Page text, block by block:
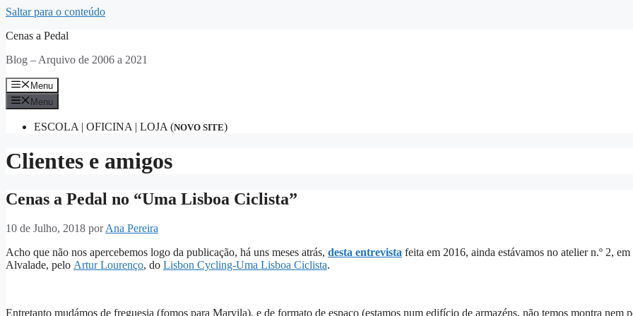
Saltar para o conteúdo
Cenas a Pedal
Blog – Arquivo de 2006 a 2021
Menu
Menu
ESCOLA | OFICINA | LOJA (NOVO SITE)
Clientes e amigos
Cenas a Pedal no “Uma Lisboa Ciclista”
10 de Julho, 2018 porAna Pereira
Acho que não nos apercebemos logo da publicação, há uns meses atrás, desta entrevista feita em 2016, ainda estávamos no atelier n.º 2, em
Alvalade, pelo Artur Lourenço, do Lisbon Cycling-Uma Lisboa Ciclista.
Entretanto mudámos de freguesia (fomos para Marvila), e de formato de espaço (estamos num edifício de armazéns, não temos montra nem